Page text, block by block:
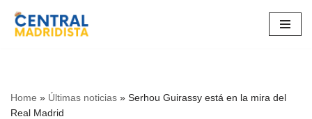
Ir
Home » Últimas noticias » Serhou Guirassy está en la mira del
Real Madrid